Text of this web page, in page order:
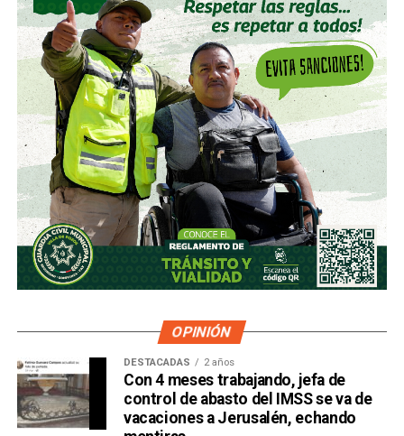
OPINIÓN
DESTACADAS 2 años
Con 4 meses trabajando, jefa de
control de abasto del IMSS se va de
vacaciones a Jerusalén, echando